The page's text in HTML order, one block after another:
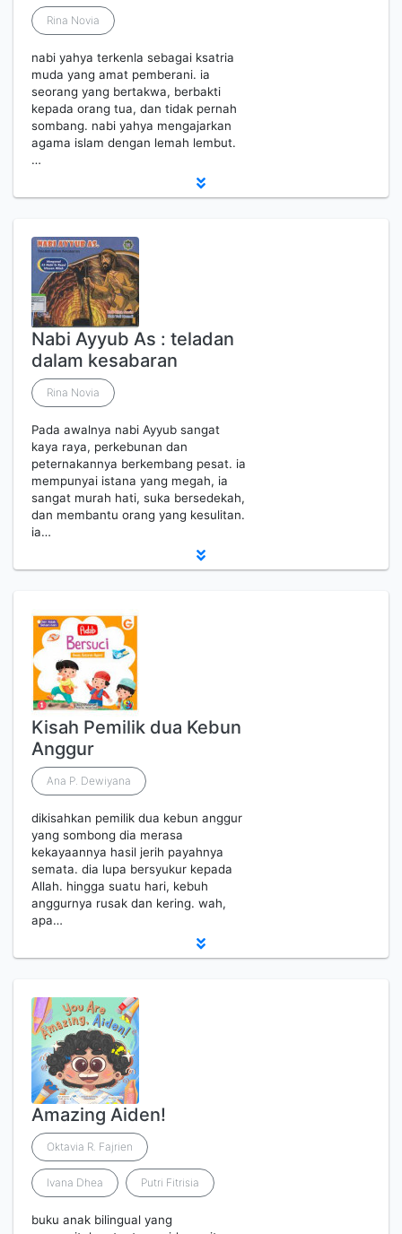
Rina Novia
nabi yahya terkenla sebagai ksatria
muda yang amat pemberani. ia
seorang yang bertakwa, berbakti
kepada orang tua, dan tidak pernah
sombang. nabi yahya mengajarkan
agama islam dengan lemah lembut.
…
Nabi Ayyub As : teladan
dalam kesabaran
Rina Novia
Pada awalnya nabi Ayyub sangat
kaya raya, perkebunan dan
peternakannya berkembang pesat. ia
mempunyai istana yang megah, ia
sangat murah hati, suka bersedekah,
dan membantu orang yang kesulitan.
ia…
Kisah Pemilik dua Kebun
Anggur
Ana P. Dewiyana
dikisahkan pemilik dua kebun anggur
yang sombong dia merasa
kekayaannya hasil jerih payahnya
semata. dia lupa bersyukur kepada
Allah. hingga suatu hari, kebuh
anggurnya rusak dan kering. wah,
apa…
Amazing Aiden!
Oktavia R. Fajrien
Ivana Dhea Putri Fitrisia
buku anak bilingual yang